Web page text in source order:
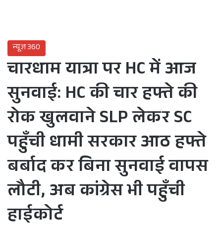
न्यूज़ 360
चारधाम यात्रा पर HC में आज
सुनवाई: HC की चार हफ्ते की
रोक खुलवाने SLP लेकर SC
पहुँची धामी सरकार आठ हफ्ते
बर्बाद कर बिना सुनवाई वापस
लौटी, अब कांग्रेस भी पहुँची
हाईकोर्ट